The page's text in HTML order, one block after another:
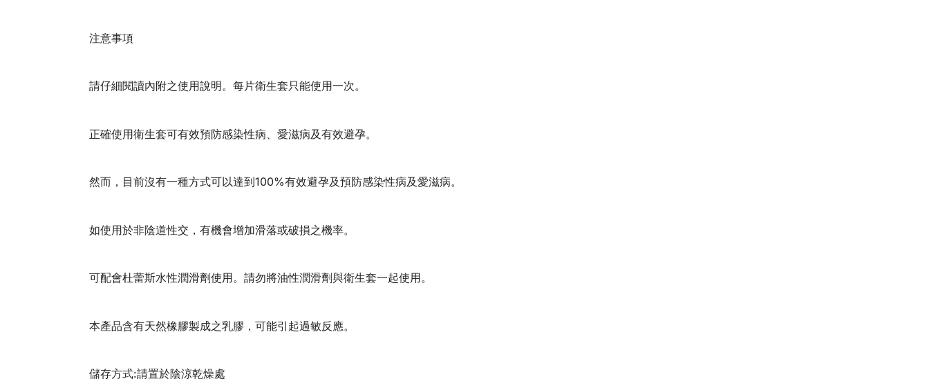
注意事項
請仔細閱讀內附之使用說明。每片衛生套只能使用一次。
正確使用衛生套可有效預防感染性病、愛滋病及有效避孕。
然而，目前沒有一種方式可以達到100%有效避孕及預防感染性病及愛滋病。
如使用於非陰道性交，有機會增加滑落或破損之機率。
可配會杜蕾斯水性潤滑劑使用。請勿將油性潤滑劑與衛生套一起使用。
本產品含有天然橡膠製成之乳膠，可能引起過敏反應。
儲存方式:請置於陰涼乾燥處